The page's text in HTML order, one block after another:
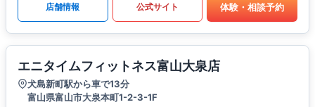
店舗情報 公式サイト 体験・相談予約
エニタイムフィットネス富山大泉店
犬島新町駅から車で13分
富山県富山市大泉本町1-2-3-1F